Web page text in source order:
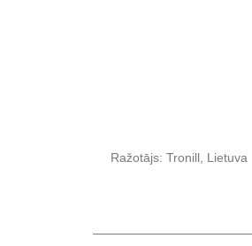
Ražotājs: Tronill, Lietuva